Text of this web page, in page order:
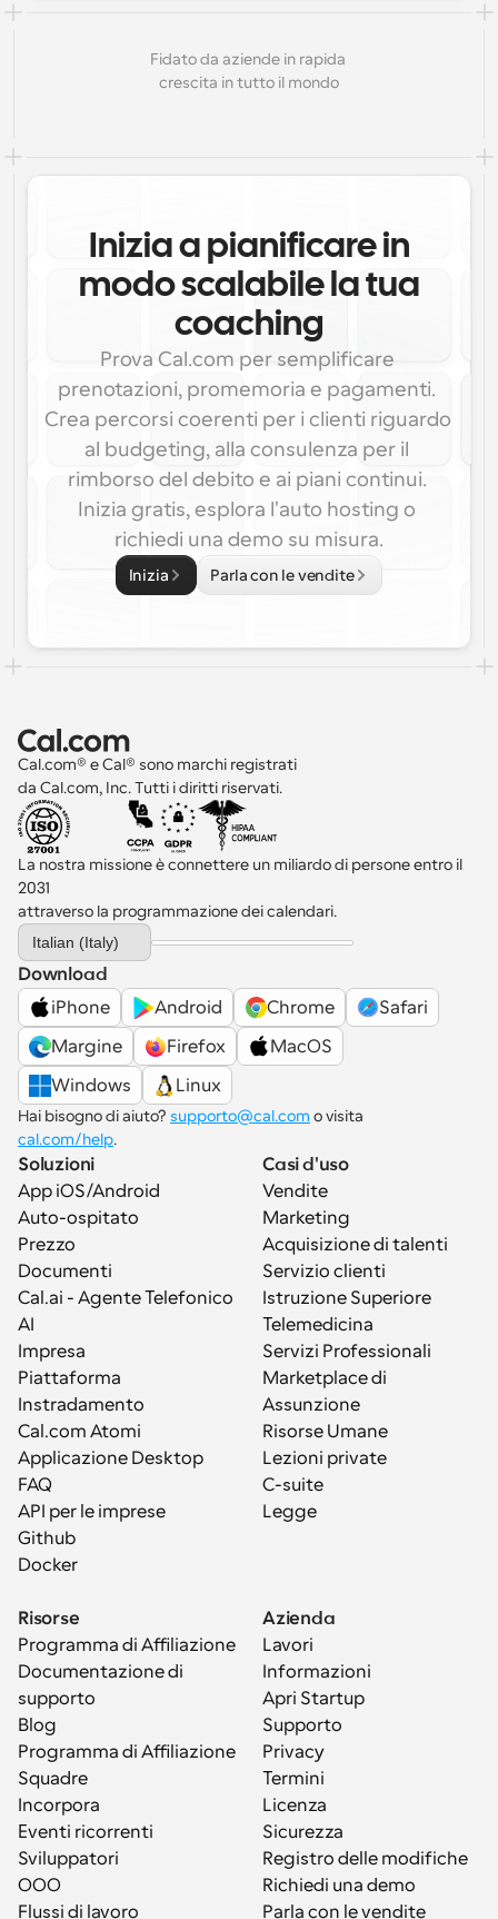
Fidato da aziende in rapida
crescita in tutto il mondo
Inizia a pianificare in
modo scalabile la tua
coaching
Prova Cal.com per semplificare
prenotazioni, promemoria e pagamenti.
Crea percorsi coerenti per i clienti riguardo
al budgeting, alla consulenza per il
rimborso del debito e ai piani continui.
Inizia gratis, esplora l'auto hosting o
richiedi una demo su misura.
Inizia Parla con le vendite
Cal.com® e Cal® sono marchi registrati
da Cal.com, Inc. Tutti i diritti riservati.
La nostra missione è connettere un miliardo di persone entro il
2031
attraverso la programmazione dei calendari.
Select Language
Italian (Italy)
Download
iPhone
Android Chrome
Safari
Margine
Firefox
MacOS
Windows
Linux
Hai bisogno di aiuto? supporto@cal.com
cal.com/help.
Soluzioni
App iOS/Android
Auto-ospitato
Prezzo
Documenti
Cal.ai - Agente Telefonico
AI
Impresa
Piattaforma
Instradamento
Cal.com Atomi
Applicazione Desktop
FAQ
API per le imprese
Github
Docker
Casi d'uso
Vendite
Marketing
Acquisizione di talenti
Servizio clienti
Istruzione Superiore
Telemedicina
Servizi Professionali
Marketplace di
Assunzione
Risorse Umane
Lezioni private
C-suite
Legge
Risorse
Programma di Affiliazione
Documentazione di
supporto
Blog
Programma di Affiliazione
Squadre
Incorpora
Eventi ricorrenti
Sviluppatori
OOO
Flussi di lavoro
Azienda
Lavori
Informazioni
Apri Startup
Supporto
Privacy
Termini
Licenza
Sicurezza
Registro delle modifiche
Richiedi una demo
Parla con le vendite